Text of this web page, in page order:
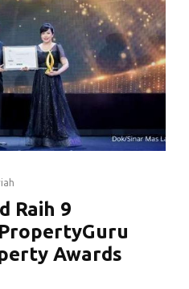
Raih 9
Awards